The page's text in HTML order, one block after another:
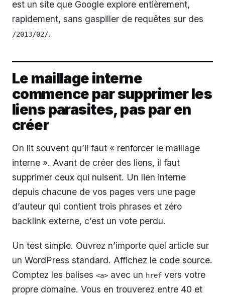
est un site que Google explore entièrement,
rapidement, sans gaspiller de requêtes sur des
/2013/02/.
Le maillage interne
commence par supprimer les
liens parasites, pas par en
créer
On lit souvent qu’il faut « renforcer le maillage
interne ». Avant de créer des liens, il faut
supprimer ceux qui nuisent. Un lien interne
depuis chacune de vos pages vers une page
d’auteur qui contient trois phrases et zéro
backlink externe, c’est un vote perdu.
Un test simple. Ouvrez n’importe quel article sur
un WordPress standard. Affichez le code source.
Comptez les balises <a> avec un href vers votre
propre domaine. Vous en trouverez entre 40 et